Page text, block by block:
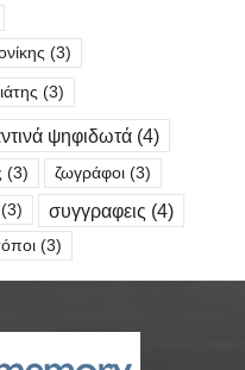
(3)
(3)
ψηφιδωτά (4)
(3) ζωγράφοι (3)
(3) συγγραφεις (4)
(3)